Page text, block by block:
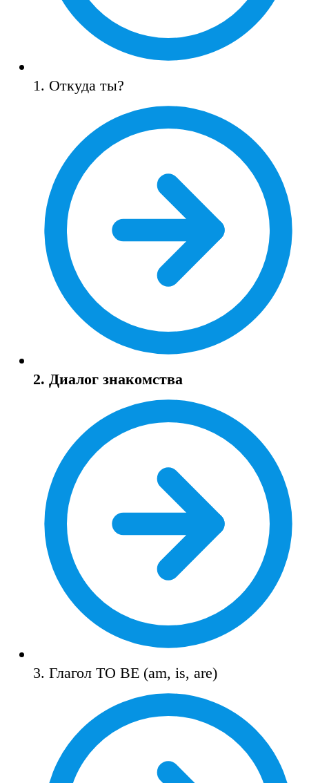
1. Откуда ты?
2. Диалог знакомства
3. Глагол TO BE (am, is, are)